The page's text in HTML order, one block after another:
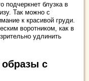
подчеркнет блузка в
Так можно с
к красивой груди.
воротником, как в
удлинить
с